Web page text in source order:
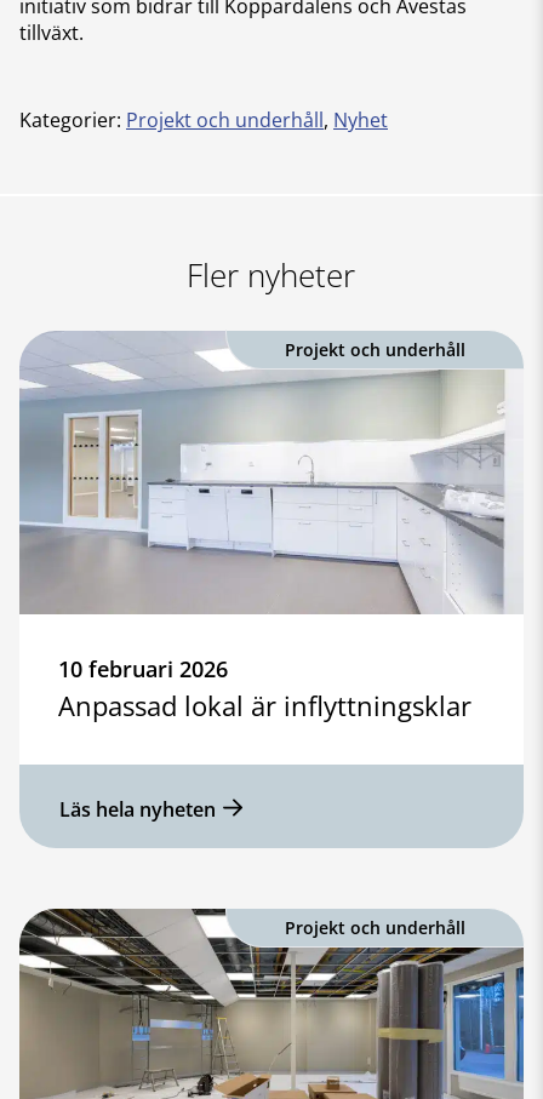
initiativ som bidrar till Koppardalens och Avestas
tillväxt.
Kategorier: Projekt och underhåll, Nyhet
Fler nyheter
Projekt och underhåll
10 februari 2026
Anpassad lokal är inflyttningsklar
Läs hela nyheten
Projekt och underhåll